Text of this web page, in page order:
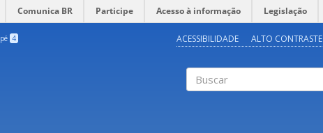
Comunica BR Participe Acesso à informação Legislação
4 ACESSIBILIDADE ALTO CONTRASTE